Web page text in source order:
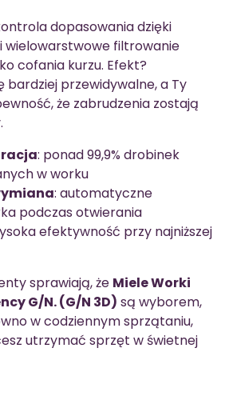
dopasowania dzięki
i wielowarstwowe filtrowanie
cofania kurzu. Efekt?
bardziej przewidywalne, a Ty
że zabrudzenia zostają
: ponad 99,9% drobinek
w worku
: automatyczne
podczas otwierania
efektywność przy najniższej
sprawiają, że Miele Worki
G/N. (G/N 3D) są wyborem,
w codziennym sprzątaniu,
utrzymać sprzęt w świetnej